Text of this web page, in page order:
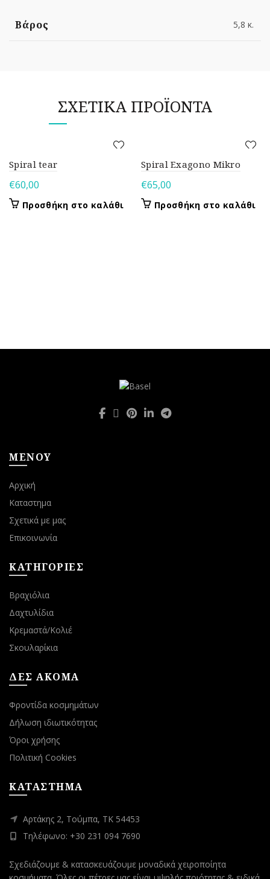
Βάρος 5,8 κ.
ΣΧΕΤΙΚΆ ΠΡΟΪΌΝΤΑ
Spiral tear
€60,00
Προσθήκη στο καλάθι
Spiral Exagono Mikro
€65,00
Προσθήκη στο καλάθι
ΜΕΝΟΥ
Αρχική
Καταστημα
Σχετικά με μας
Επικοινωνία
ΚΑΤΗΓΟΡΙΕΣ
Βραχιόλια
Δαχτυλίδια
Κρεμαστά/Κολιέ
Σκουλαρίκια
ΔΕΣ ΑΚΟΜΑ
Φροντίδα κοσμημάτων
Δήλωση ιδιωτικότητας
Όροι χρήσης
Πολιτική Cookies
ΚΑΤΑΣΤΗΜΑ
Αρτάκης 2, Τούμπα, ΤΚ 54453
Τηλέφωνο: +30 231 094 7690
Σχεδιάζουμε & κατασκευάζουμε μοναδικά χειροποίητα